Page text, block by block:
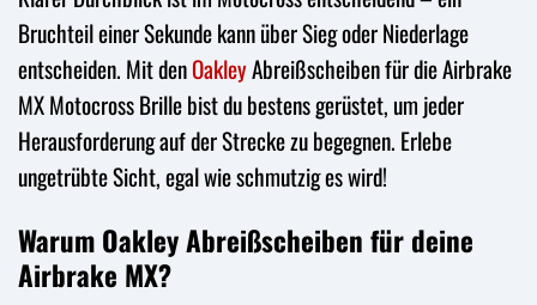
Bruchteil einer Sekunde kann über Sieg oder Niederlage
entscheiden. Mit denOakleyAbreißscheiben für die Airbrake
MX Motocross Brille bist du bestens gerüstet, um jeder
Herausforderung auf der Strecke zu begegnen. Erlebe
ungetrübte Sicht, egal wie schmutzig es wird!
Warum Oakley Abreißscheiben für deine
Airbrake MX?